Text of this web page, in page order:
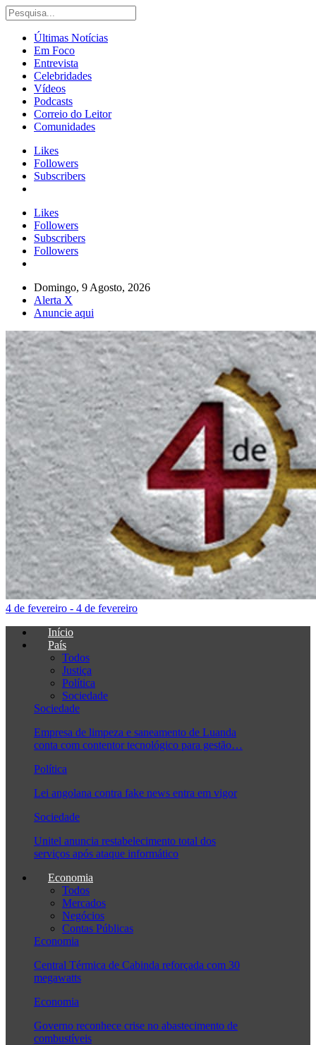
Últimas Notícias
Em Foco
Entrevista
Celebridades
Vídeos
Podcasts
Correio do Leitor
Comunidades
Likes
Followers
Subscribers
Likes
Followers
Subscribers
Followers
Domingo, 9 Agosto, 2026
Alerta X
Anuncie aqui
4 de fevereiro - 4 de fevereiro
Início
País
Todos
Justiça
Política
Sociedade
Sociedade
Empresa de limpeza e saneamento de Luanda
conta com contentor tecnológico para gestão…
Política
Lei angolana contra fake news entra em vigor
Sociedade
Unitel anuncia restabelecimento total dos
serviços após ataque informático
Economia
Todos
Mercados
Negócios
Contas Públicas
Economia
Central Térmica de Cabinda reforçada com 30
megawatts
Economia
Governo reconhece crise no abastecimento de
combustíveis